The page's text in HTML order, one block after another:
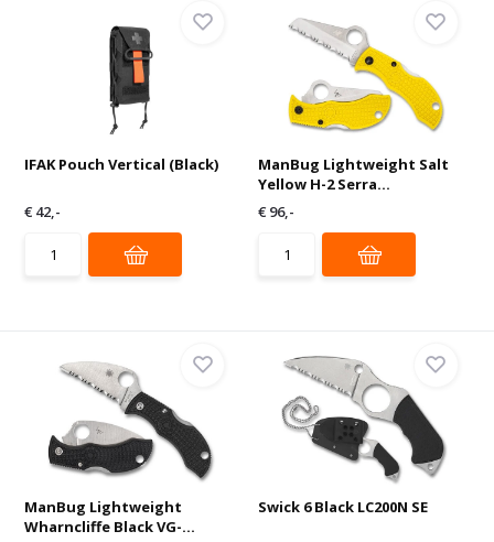
IFAK Pouch Vertical (Black)
€ 42,-
ManBug Lightweight Salt
Yellow H-2 Serra...
€ 96,-
ManBug Lightweight
Wharncliffe Black VG-...
Swick 6 Black LC200N SE